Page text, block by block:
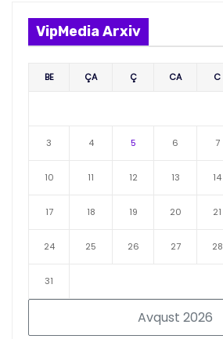
VipMedia Arxiv
Avqust 2026
BE ÇA Ç CA C
3 4 5 6 7
10 11 12 13 14
17 18 19 20 21
24 25 26 27 28
31